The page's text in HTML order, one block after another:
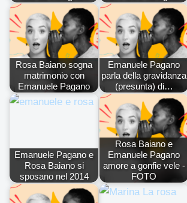
Rosa Baiano sogna
matrimonio con
Emanuele Pagano
Emanuele Pagano
parla della gravidanza
(presunta) di…
Emanuele Pagano e
Rosa Baiano si
sposano nel 2014
Rosa Baiano e
Emanuele Pagano
amore a gonfie vele -
FOTO